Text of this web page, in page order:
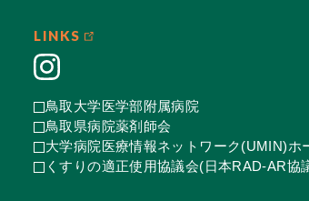
LINKS
鳥取大学医学部附属病院
鳥取県病院薬剤師会
大学病院医療情報ネットワーク(UMIN)ホ
くすりの適正使用協議会(日本RAD-AR協